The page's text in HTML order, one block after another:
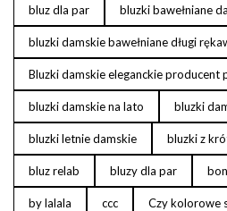
bluz dla par bluzki bawełniane
bluzki damskie bawełniane długi
Bluzki damskie eleganckie producent
bluzki damskie na lato bluzki
bluzki letnie damskie bluzki z
bluz relab bluzy dla par
by lalala ccc Czy kolorowe